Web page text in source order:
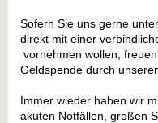
Sofern Sie uns gerne
direkt mit einer
vornehmen wollen,
Geldspende durch
Immer wieder haben wir
akuten Notfällen, großen